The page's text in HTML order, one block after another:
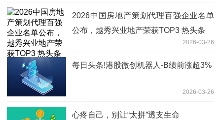
2026中国房地产策划代理百强企业名单
公布，越秀兴业地产荣获TOP3 热头条
2026-03-26
每日头条!港股微创机器人-B绩前涨超3%
2026-03-26
心疼自己，别让“太拼”透支生命